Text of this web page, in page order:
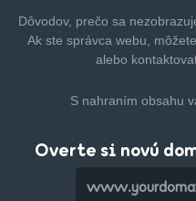
Dôvodov, prečo sa
Ak ste správca webu,
alebo
S nahraním obsahu
Overte si novú